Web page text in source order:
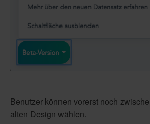
Benutzer können vorerst noch
alten Design wählen.